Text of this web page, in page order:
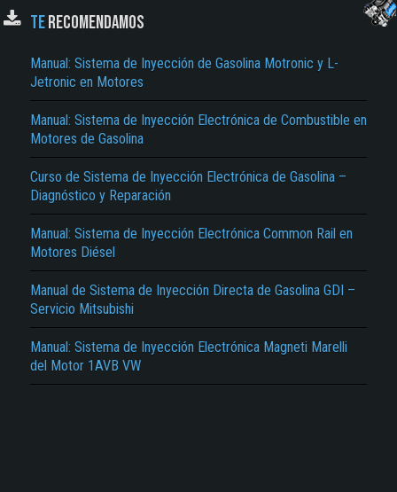
Temperatura de los Gases de Escape, Catalizador-acumulador de NOx,
en la Segunda Cámara, Contenido de Óxidos Nítricos, Modo de Regeneración, La
Regeneración de óxidos Nítricos, La Regeneración de Azufre…
TERECOMENDAMOS
Manual: Sistema de Inyección de Gasolina Motronic y L-
Jetronic en Motores
Manual: Sistema de Inyección Electrónica de Combustible en
Motores de Gasolina
Curso de Sistema de Inyección Electrónica de Gasolina –
Diagnóstico y Reparación
Manual: Sistema de Inyección Electrónica Common Rail en
Motores Diésel
Manual de Sistema de Inyección Directa de Gasolina GDI –
Servicio Mitsubishi
Manual: Sistema de Inyección Electrónica Magneti Marelli
del Motor 1AVB VW
El Título es incorrecto según el contenido.
No carga o no se visualiza el contenido.
Reportar otro tipo de error...